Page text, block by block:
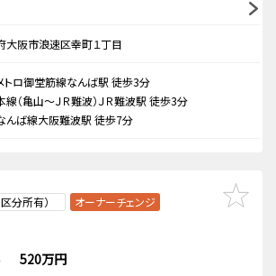
大阪市浪速区幸町１丁目
トロ御堂筋線なんば駅 徒歩3分
線（亀山～ＪＲ難波）ＪＲ難波駅 徒歩3分
んば線大阪難波駅 徒歩7分
分所有） オーナーチェンジ
520万円